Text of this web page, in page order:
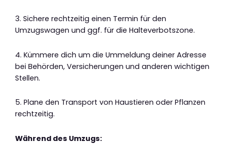
3. Sichere rechtzeitig einen Termin für den
Umzugswagen und ggf. für die Halteverbotszone.
4. Kümmere dich um die Ummeldung deiner Adresse
bei Behörden, Versicherungen und anderen wichtigen
Stellen.
5. Plane den Transport von Haustieren oder Pflanzen
rechtzeitig.
Während des Umzugs: